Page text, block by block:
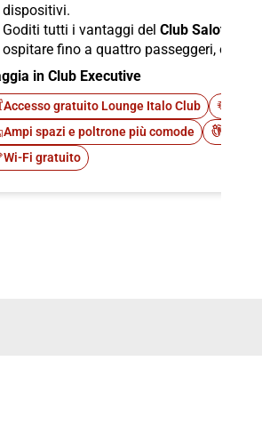
dispositivi.
Goditi tutti i vantaggi del Club Salotto
ospitare fino a quattro passeggeri,
in Club Executive
Accesso gratuito Lounge Italo Club
Ampi spazi e poltrone più comode
Wi-Fi gratuito